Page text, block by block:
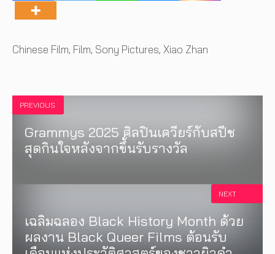
Tags
Chinese Film, Film, Sony Pictures, Xiao Zhan
PREVIOUS
Grammys 2025 ศิลปินเควียร์กับสปีช
สุดกินใจหลังจากขึ้นรับรางวัล
เฉลิมฉลอง Black History Month ด้วย
ผลงาน Black Queer Films ต้อนรับ
NEXT